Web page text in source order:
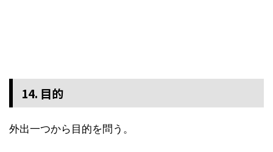
14. 目的
外出一つから目的を問う。